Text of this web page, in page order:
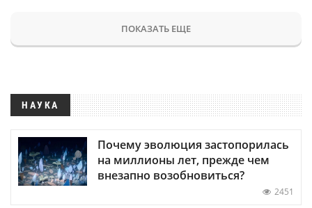
ПОКАЗАТЬ ЕЩЕ
НАУКА
Почему эволюция застопорилась
на миллионы лет, прежде чем
внезапно возобновиться?
2451